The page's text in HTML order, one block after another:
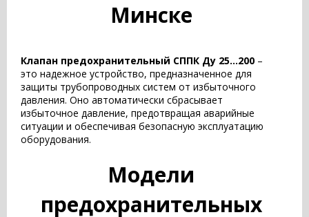
Минске
Клапан предохранительный СППК Ду 25...200 –
это надежное устройство, предназначенное для
защиты трубопроводных систем от избыточного
давления. Оно автоматически сбрасывает
избыточное давление, предотвращая аварийные
ситуации и обеспечивая безопасную эксплуатацию
оборудования.
Модели
предохранительных